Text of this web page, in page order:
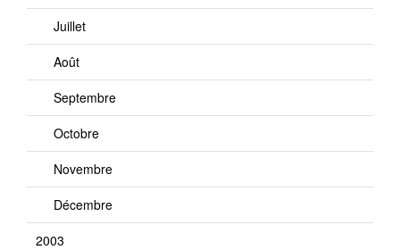
Juillet
Août
Septembre
Octobre
Novembre
Décembre
2003